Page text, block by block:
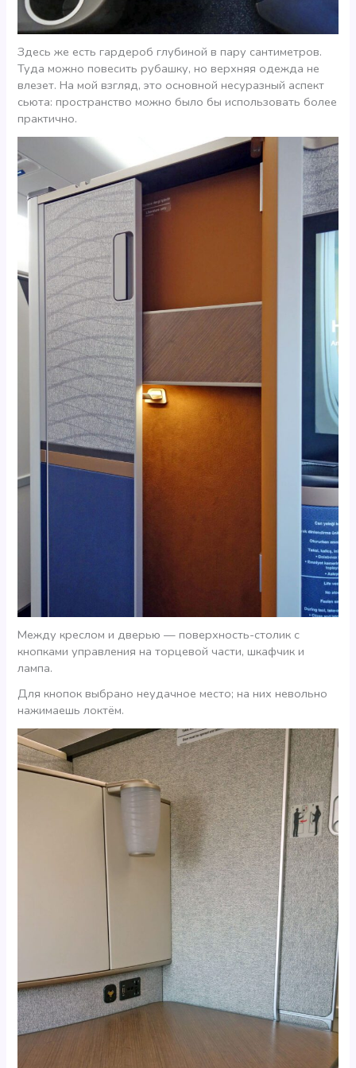
Здесь же есть гардероб глубиной в пару сантиметров.
Туда можно повесить рубашку, но верхняя одежда не
влезет. На мой взгляд, это основной несуразный аспект
сьюта: пространство можно было бы использовать более
практично.
Между креслом и дверью — поверхность-столик с
кнопками управления на торцевой части, шкафчик и
лампа.
Для кнопок выбрано неудачное место; на них невольно
нажимаешь локтём.